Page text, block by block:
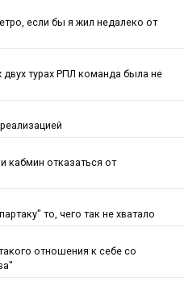
если бы я жил недалеко от
турах РПЛ команда была не
кабмин отказаться от
то, чего так не хватало
отношения к себе со